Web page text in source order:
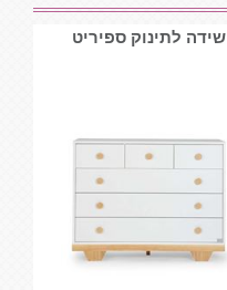
שידה לתינוק ספיריט